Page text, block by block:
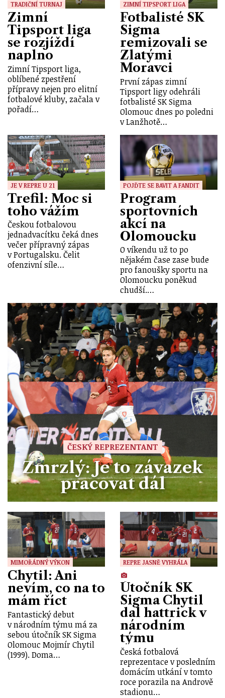
TRADIČNÍ TURNAJ
Zimní
Tipsport liga
se rozjíždí
naplno
Zimní Tipsport liga,
oblíbené zpestření
přípravy nejen pro elitní
fotbalové kluby, začala v
pořadí…
ZIMNÍ TIPSPORT LIGA
Fotbalisté SK
Sigma
remizovali se
Zlatými
Moravci
První zápas zimní
Tipsport ligy odehráli
fotbalisté SK Sigma
Olomouc dnes po poledni
v Lanžhotě…
JE V REPRE U 21
Trefil: Moc si
toho vážím
Českou fotbalovou
jednadvacítku čeká dnes
večer přípravný zápas
v Portugalsku. Čelit
ofenzivní síle…
POJĎTE SE BAVIT A FANDIT
Program
sportovních
akcí na
Olomoucku
O víkendu už to po
nějakém čase zase bude
pro fanoušky sportu na
Olomoucku poněkud
chudší.…
ČESKÝ REPREZENTANT
Zmrzlý: Je to závazek
pracovat dál
MIMOŘÁDNÝ VÝKON
Chytil: Ani
nevím, co na to
mám říct
Fantastický debut
v národním týmu má za
sebou útočník SK Sigma
Olomouc Mojmír Chytil
(1999). Doma…
REPRE JASNĚ VYHRÁLA
Útočník SK
Sigma Chytil
dal hattrick v
národním
týmu
Česká fotbalová
reprezentace v posledním
domácím utkání v tomto
roce porazila na Andrově
stadionu…